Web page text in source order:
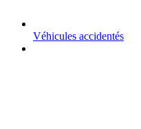
Véhicules accidentés